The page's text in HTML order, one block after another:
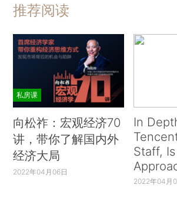
推荐阅读
私房课
向松祚：宏观经济70
讲，带你了解国内外
经济大局
2022年04月06日
In
Staff, Is
2022年04月